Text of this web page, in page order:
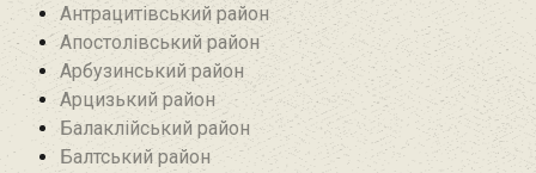
Антрацитівський район‎
Апостолівський район
Арбузинський район‎
Арцизький район‎
Балаклійський район
Балтський район‎